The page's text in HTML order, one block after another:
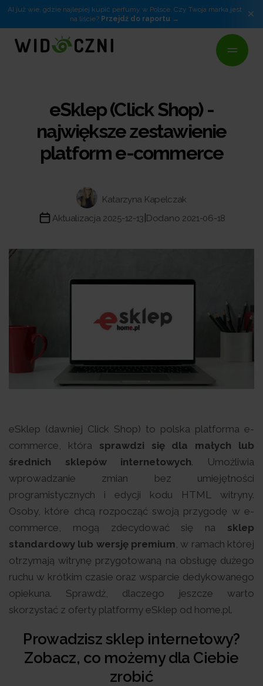
AI już wie, gdzie najlepiej kupić perfumy w Polsce. Czy Twoja marka jest
na liście? Przejdź do raportu ×
eSklep (Click Shop) -
największe zestawienie
platform e-commerce
Katarzyna Kapelczak
Aktualizacja 2025-12-13 Dodano 2021-06-18
eSklep (dawniej Click Shop) to polska platforma e-
commerce, która sprawdzi się dla małych lub
średnich sklepów internetowych. Umożliwia
wprowadzanie zmian bez umiejętności
programistycznych i edycji kodu HTML witryny.
Osoby, które chcą rozpocząć swoją przygodę w e-
commerce, mogą zdecydować się na sklep
standardowy lub wersję premium , w ramach której
otrzymają witrynę przygotowaną na obsługę dużego
ruchu w krótkim czasie oraz wsparcie dedykowanego
opiekuna. Sprawdź, dlaczego jeszcze warto
skorzystać z oferty platformy eSklep od home.pl.
Prowadzisz sklep internetowy?
Zobacz, co możemy dla Ciebie
zrobić